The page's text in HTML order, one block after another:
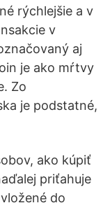
rýchlejšie a v
v
aj
je ako mŕtvy
Zo
je podstatné,
ako kúpiť
priťahuje
do